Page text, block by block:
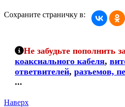
Сохраните страничку в:
Не забудьте пополнить
коаксиального кабеля,
ответвителей, разъемов,
...
Наверх